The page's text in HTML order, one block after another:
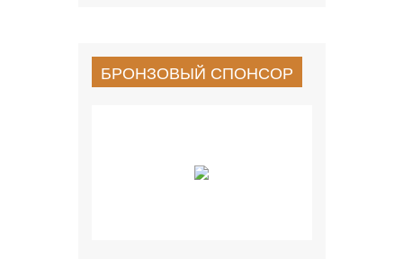
БРОНЗОВЫЙ СПОНСОР